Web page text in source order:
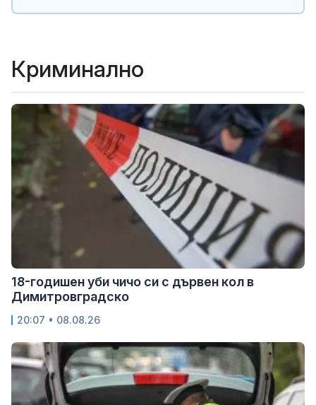
Криминално
18-годишен уби чичо си с дървен кол в
Димитровградско
20:07 • 08.08.26